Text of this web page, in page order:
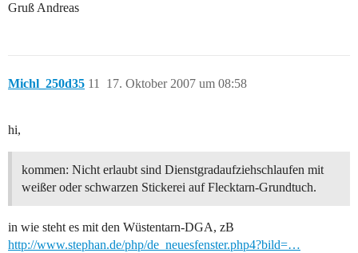
Gruß Andreas
Michl_250d35 17. Oktober 2007 um 08:58
11
hi,
kommen: Nicht erlaubt sind Dienstgradaufziehschlaufen mit
weißer oder schwarzen Stickerei auf Flecktarn-Grundtuch.
in wie steht es mit den Wüstentarn-DGA, zB
http://www.stephan.de/php/de_neuesfenster.php4?bild=…